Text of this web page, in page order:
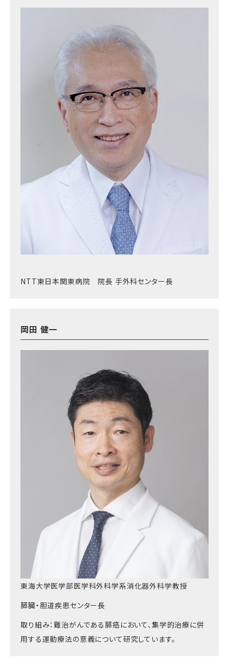
NTT東日本関東病院 院長 手外科センター長
岡田 健一
東海大学医学部医学科外科学系消化器外科学教授
膵臓・胆道疾患センター長
取り組み：難治がんである膵癌において、集学的治療に併
用する運動療法の意義について研究しています。